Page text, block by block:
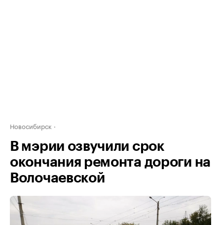
Новосибирск
В мэрии озвучили срок
окончания ремонта дороги на
Волочаевской